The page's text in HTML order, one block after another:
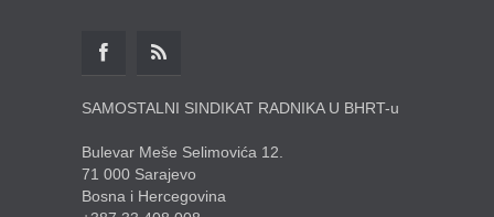
SAMOSTALNI SINDIKAT RADNIKA U BHRT-u
Bulevar Meše Selimovića 12.
71 000 Sarajevo
Bosna i Hercegovina